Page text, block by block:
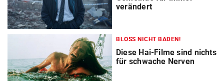
verändert
BLOSS NICHT BADEN!
Diese Hai-Filme sind nichts
für schwache Nerven